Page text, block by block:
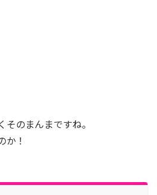
のまんまですね。
か！